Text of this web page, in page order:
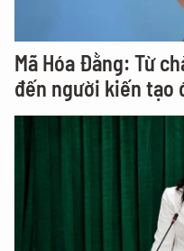
Mã Hóa Đằng: Từ
đến người kiến tạo